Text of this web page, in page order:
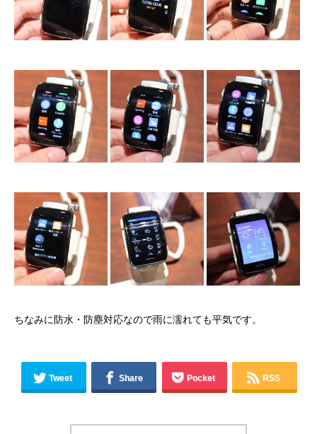
ちなみに防水・防塵対応なので雨に濡れても平気です。
Tweet Share Pocket RSS